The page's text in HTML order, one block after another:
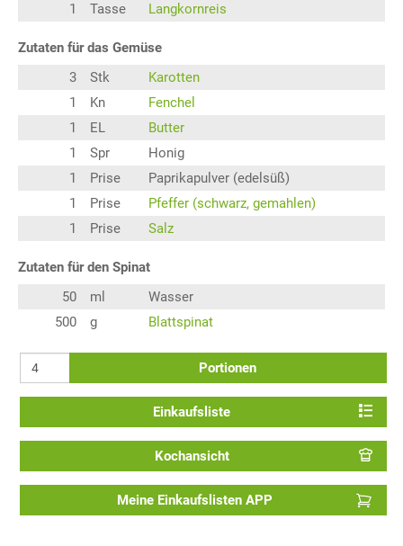
1
Tasse Langkornreis
Zutaten für das Gemüse
3
Stk
Karotten
1
Kn
Fenchel
1
EL
Butter
1
Spr
Honig
1
Prise
Paprikapulver (edelsüß)
1
Prise
Pfeffer (schwarz, gemahlen)
1
Prise Salz
Zutaten für den Spinat
50
ml
Wasser
500
g Blattspinat
Portionen
Einkaufsliste
Kochansicht
Meine Einkaufslisten APP